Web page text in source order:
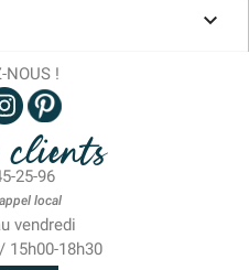

NOUS !
clients
25-96
local
vendredi
15h00-18h30